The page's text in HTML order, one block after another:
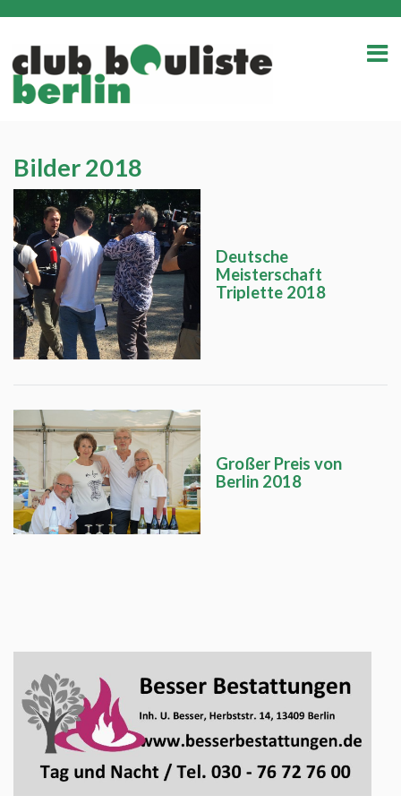
Bilder 2018
Deutsche
Meisterschaft
Triplette 2018
Großer Preis von
Berlin 2018